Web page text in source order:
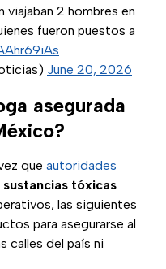
2 hombres en
fueron puestos a
June 20, 2026
asegurada
que autoridades
sustancias tóxicas
las siguientes
para asegurarse al
calles del país ni